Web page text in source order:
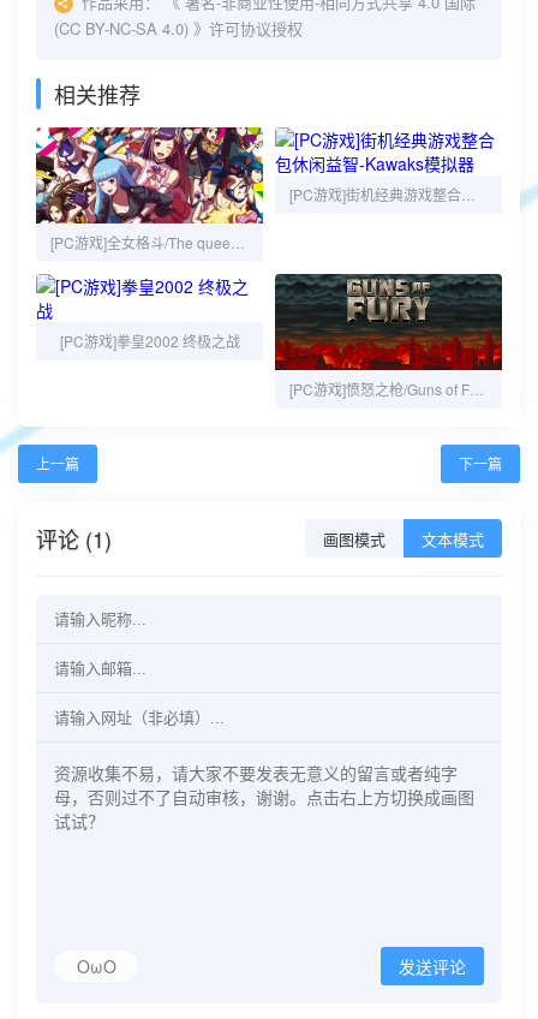
(CC BY-NC-SA 4.0) 》许可协议授权
相关推荐
[PC游戏]拳皇2002 终极之战
上一篇 下一篇
评论 (1) 画图模式 文本模式
OωO 发送评论